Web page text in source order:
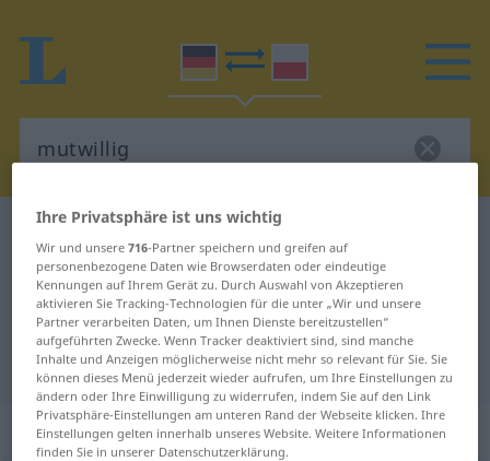
Deutsch-Polnisch Wörterbuch
Deutsch-Polnisch Übersetzung für
"mutwillig"
"mutwillig" Polnisch Übersetzung
„mutwillig“
Ihre Privatsphäre ist uns wichtig
Wir und unsere716-Partner speichern und greifen auf
personenbezogene Daten wie Browserdaten oder eindeutige
Kennungen auf Ihrem Gerät zu. Durch Auswahl von Akzeptieren
aktivieren Sie Tracking-Technologien für die unter „Wir und unsere
Partner verarbeiten Daten, um Ihnen Dienste bereitzustellen“
aufgeführten Zwecke. Wenn Tracker deaktiviert sind, sind manche
Inhalte und Anzeigen möglicherweise nicht mehr so relevant für Sie. Sie
können dieses Menü jederzeit wieder aufrufen, um Ihre Einstellungen zu
ändern oder Ihre Einwilligung zu widerrufen, indem Sie auf den Link
Privatsphäre-Einstellungen am unteren Rand der Webseite klicken. Ihre
Einstellungen gelten innerhalb unseres Website. Weitere Informationen
finden Sie in unserer Datenschutzerklärung.